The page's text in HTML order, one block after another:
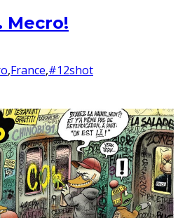
Mecro!
,France,#12shot